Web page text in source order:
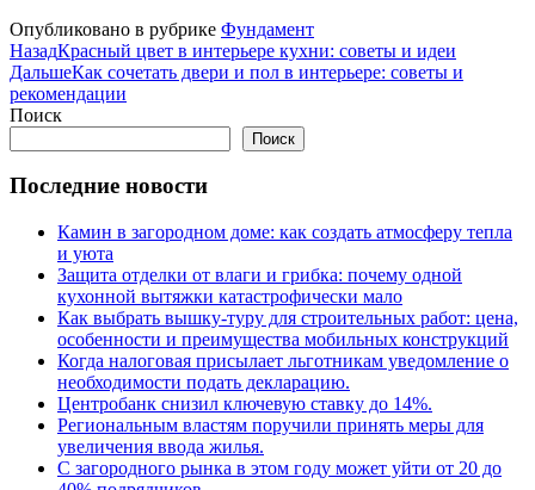
Опубликовано в рубрике Фундамент
НазадКрасный цвет в интерьере кухни: советы и идеи
ДальшеКак сочетать двери и пол в интерьере: советы и
рекомендации
Поиск
Поиск
Последние новости
Камин в загородном доме: как создать атмосферу тепла
и уюта
Защита отделки от влаги и грибка: почему одной
кухонной вытяжки катастрофически мало
Как выбрать вышку-туру для строительных работ: цена,
особенности и преимущества мобильных конструкций
Когда налоговая присылает льготникам уведомление о
необходимости подать декларацию.
Центробанк снизил ключевую ставку до 14%.
Региональным властям поручили принять меры для
увеличения ввода жилья.
С загородного рынка в этом году может уйти от 20 до